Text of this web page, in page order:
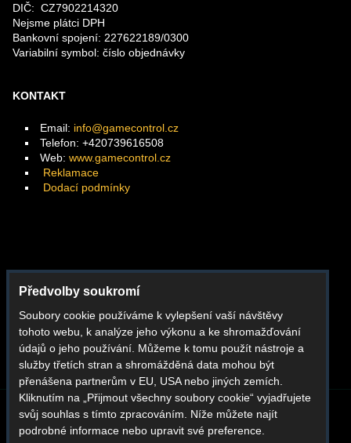
DIČ: CZ7902214320
Nejsme plátci DPH
Bankovní spojení: 227622189/0300
Variabilní symbol: číslo objednávky
KONTAKT
Email: info@gamecontrol.cz
Telefon: +420739616508
Web: www.gamecontrol.cz
Reklamace
Dodací podmínky
Facebook
Instagram
Youtube
Whatsapp
BLOG O NÁS KONTAKT
REKLAMACE
Předvolby soukromí
Soubory cookie používáme k vylepšení vaší návštěvy
tohoto webu, k analýze jeho výkonu a ke shromažďování
údajů o jeho používání. Můžeme k tomu použít nástroje a
služby třetích stran a shromážděná data mohou být
přenášena partnerům v EU, USA nebo jiných zemích.
Kliknutím na „Přijmout všechny soubory cookie“ vyjadřujete
svůj souhlas s tímto zpracováním. Níže můžete najít
podrobné informace nebo upravit své preference.